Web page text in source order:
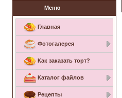
Меню
Главная
Фотогалерея
Как заказать торт?
Каталог файлов
Рецепты